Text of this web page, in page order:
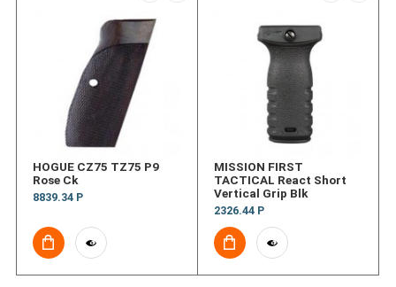
HOGUE CZ75 TZ75 P9
Rose Ck
8839.34 Р
MISSION FIRST
TACTICAL React Short
Vertical Grip Blk
2326.44 Р